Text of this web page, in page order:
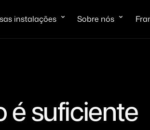
instalações Sobre nós
é suficiente